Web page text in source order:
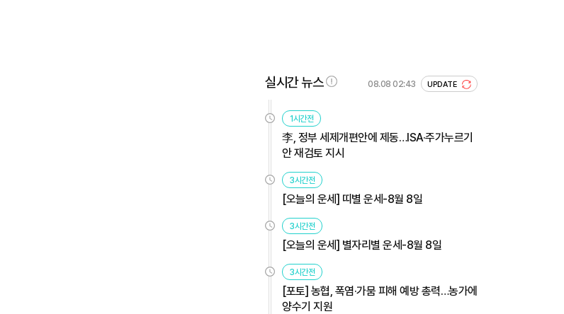
실시간 뉴스 08.08 02:43 UPDATE
1시간전
李, 정부 세제개편안에 제동…ISA·주가누르기
안 재검토 지시
3시간전
[오늘의 운세] 띠별 운세-8월 8일
3시간전
[오늘의 운세] 별자리별 운세-8월 8일
3시간전
[포토] 농협, 폭염·가뭄 피해 예방 총력…농가에
양수기 지원